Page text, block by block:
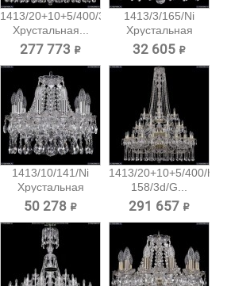
1413/20+10+5/400/3d/G
Хрустальная...
277 773 ₽
1413/3/165/Ni
Хрустальная
подвесная...
32 605 ₽
1413/10/141/Ni
Хрустальная
подвесная...
50 278 ₽
1413/20+10+5/400/h-
158/3d/G...
291 657 ₽